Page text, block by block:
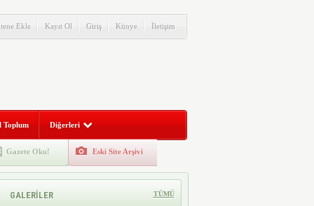
Ekle Kayıt Ol Giriş Künye İletişim
Toplum Diğerleri
Gazete Oku! Eski Site Arşivi
GALERİLER TÜMÜ